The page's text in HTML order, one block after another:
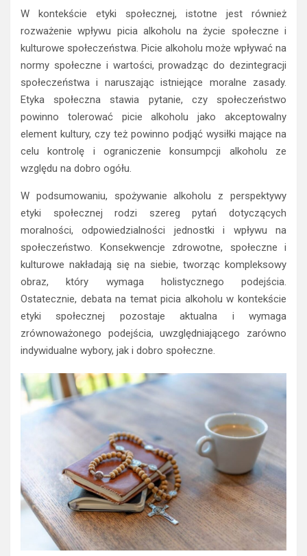
W kontekście etyki społecznej, istotne jest również
rozważenie wpływu picia alkoholu na życie społeczne i
kulturowe społeczeństwa. Picie alkoholu może wpływać na
normy społeczne i wartości, prowadząc do dezintegracji
społeczeństwa i naruszając istniejące moralne zasady.
Etyka społeczna stawia pytanie, czy społeczeństwo
powinno tolerować picie alkoholu jako akceptowalny
element kultury, czy też powinno podjąć wysiłki mające na
celu kontrolę i ograniczenie konsumpcji alkoholu ze
względu na dobro ogółu.
W podsumowaniu, spożywanie alkoholu z perspektywy
etyki społecznej rodzi szereg pytań dotyczących
moralności, odpowiedzialności jednostki i wpływu na
społeczeństwo. Konsekwencje zdrowotne, społeczne i
kulturowe nakładają się na siebie, tworząc kompleksowy
obraz, który wymaga holistycznego podejścia.
Ostatecznie, debata na temat picia alkoholu w kontekście
etyki społecznej pozostaje aktualna i wymaga
zrównoważonego podejścia, uwzględniającego zarówno
indywidualne wybory, jak i dobro społeczne.